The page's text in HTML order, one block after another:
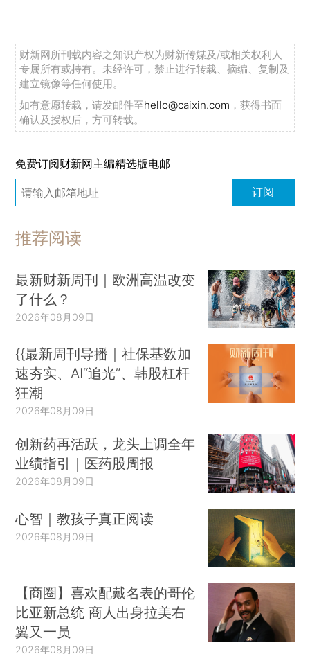
伊朗最高领袖军事顾问：伊朗将迫使美国结束海上封锁
黎以军事谈判无果 以军主力越过利塔尼河
事关流动儿童与留守儿童保护 27部门联合印发通知
中国空间站第十批科学实验样品返回并交付科学家
特朗普称伊朗浓缩铀材料将被挖出销毁
继续刷新个人大满贯最佳战绩！王曦雨首进法网16强
2026年电影总票房破155亿元，《给阿嬷的情书》跻身年度票房第四
国家网信办等五部门联合公布《互联网信息内容多渠道分发服务管理规定》
两部门：推进地方政府采购电子卖场高质量发展
一外地游客洱海洗狗被依法查处
文旅部发布2026年第三批旅游市场强制消费问题典型案例
环塔拉力赛一台赛车发生意外 车手不幸离世
兆易创新、源杰科技、摩尔线程、沐曦股份，纳入重要指数！
弘扬工业文化、保护工业遗产、发展工业旅游，七部门最新部署来了！
滴滴回应“乘客车内排泄司机花1000元换座椅”：无法与实际乘车人取得联系，平台将帮助陈师傅承担相关费用，并提供顺心补贴
中央网信办：启动“清朗·优化营商网络环境 整治恶意炒作涉企信息”专项行动
外交部：中方愿同各方一道共同构建人类命运共同体
7月20日起中国将对所有非洲建交国咖啡豆全面实现检疫准入，外交部回应
全国累计建成宁静小区3272个
外交部：希望欧方全面客观看待中欧经贸关系
中方回应日本防卫省订单激增：全世界爱好和平的人民都应高度警惕
财新网所刊载内容之知识产权为财新传媒及/或相关权利人
专属所有或持有。未经许可，禁止进行转载、摘编、复制及
建立镜像等任何使用。
如有意愿转载，请发邮件至hello@caixin.com ，获得书面
确认及授权后，方可转载。
免费订阅财新网主编精选版电邮
订阅
推荐阅读
最新财新周刊｜欧洲高温改变
了什么？
2026年08月09日
{{最新周刊导播｜社保基数加
速夯实、AI“追光”、韩股杠杆
狂潮
2026年08月09日
创新药再活跃，龙头上调全年
业绩指引｜医药股周报
2026年08月09日
心智｜教孩子真正阅读
2026年08月09日
【商圈】喜欢配戴名表的哥伦
比亚新总统 商人出身拉美右
翼又一员
2026年08月09日